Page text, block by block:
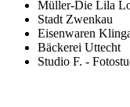
Müller-Die Lila
Stadt Zwenkau
Eisenwaren
Bäckerei Uttecht
Studio F. -